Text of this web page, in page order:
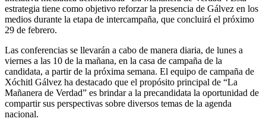
estrategia tiene como objetivo reforzar la presencia de Gálvez en los
medios durante la etapa de intercampaña, que concluirá el próximo
29 de febrero.
Las conferencias se llevarán a cabo de manera diaria, de lunes a
viernes a las 10 de la mañana, en la casa de campaña de la
candidata, a partir de la próxima semana. El equipo de campaña de
Xóchitl Gálvez ha destacado que el propósito principal de “La
Mañanera de Verdad” es brindar a la precandidata la oportunidad de
compartir sus perspectivas sobre diversos temas de la agenda
nacional.